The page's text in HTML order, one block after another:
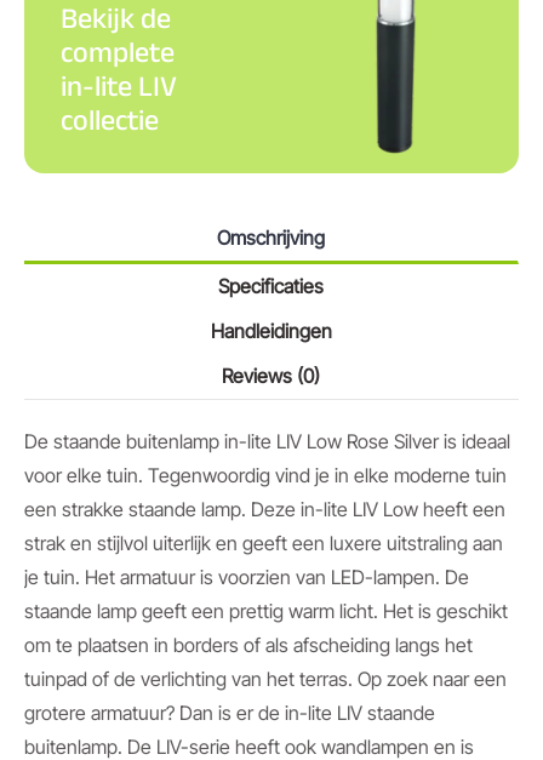
Bekijk de
complete
in-lite LIV
collectie
Omschrijving
Specificaties
Handleidingen
Reviews (0)
De staande buitenlamp in-lite LIV Low Rose Silver is ideaal
voor elke tuin. Tegenwoordig vind je in elke moderne tuin
een strakke staande lamp. Deze in-lite LIV Low heeft een
strak en stijlvol uiterlijk en geeft een luxere uitstraling aan
je tuin. Het armatuur is voorzien van LED-lampen. De
staande lamp geeft een prettig warm licht. Het is geschikt
om te plaatsen in borders of als afscheiding langs het
tuinpad of de verlichting van het terras. Op zoek naar een
grotere armatuur? Dan is er de in-lite LIV staande
buitenlamp. De LIV-serie heeft ook wandlampen en is